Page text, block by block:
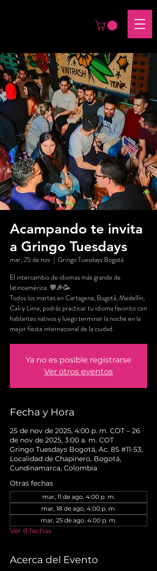
Acampando te invita
a Gringo Tuesdays
mar, 25 de nov
  |
Gringo Tuesdays Bogotá
El intercambio de idiomas más grande de
latinoamérica. 💬🎉🥳
Todos los martes en Cartagena, Bogotá, Medellín,
Cali y Lima, podrás practicar tu idioma favorito con
hablantes nativos y luego terminar la noche en la
mejor fiesta internacional de la ciudad.
Ya no es posible registrarse
Ver otros eventos
Fecha y Hora
25 de nov de 2025, 4:00 p. m. COT – 26
de nov de 2025, 3:00 a. m. COT
Gringo Tuesdays Bogotá, Ac. 85 #11-53,
Localidad de Chapinero, Bogotá,
Cundinamarca, Colombia
Otras fechas
mar, 11 de ago, 4:00 p. m.
mar, 18 de ago, 4:00 p. m.
mar, 25 de ago, 4:00 p. m.
Ver 8 fechas
Acerca del Evento